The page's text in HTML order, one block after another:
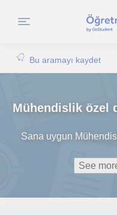
Bu aramayı kaydet
Mühendislik özel
Sana uygun
See